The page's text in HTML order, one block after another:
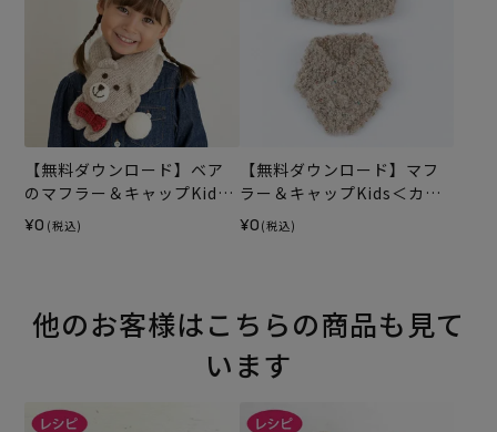
【無料ダウンロード】ベア
のマフラー＆キャップKids
（レシピ）
¥0 (税込)
【無料ダウンロード】マフ
ラー＆キャップKids＜カー
リーネップ＞（レシピ）
¥0 (税込)
他のお客様はこちらの商品も見て
います